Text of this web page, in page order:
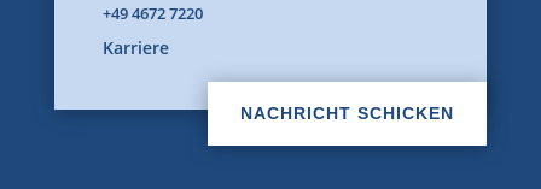
+49 4672 7220
Karriere
NACHRICHT SCHICKEN